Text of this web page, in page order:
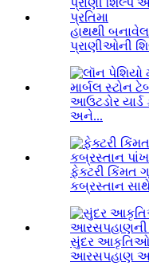
હાથથી
પ્રાણીઓની
આઉટડોર યાર્ડ
અને...
ફેક્ટરી કિંમત
કબ્રસ્તાન
સુંદર આકૃતિઓ
આરસપહાણ